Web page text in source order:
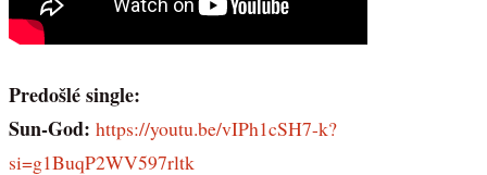
Predošlé single:
Sun-God: https://youtu.be/vIPh1cSH7-k?
si=g1BuqP2WV597rltk